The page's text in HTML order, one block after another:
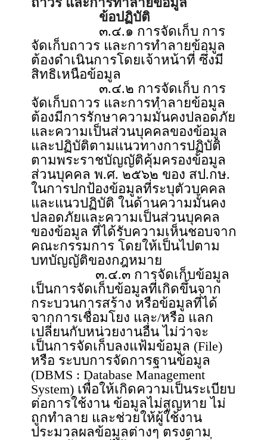
ข้อปฏิบัติ
๓.๔.๑ การจัดเก็บ การ
จัดเก็บถาวร และการทำลายข้อมูล
ต้องดำเนินการโดยเจ้าหน้าที่ ซึ่งมี
สิทธิเหนือข้อมูล
๓.๔.๒ การจัดเก็บ การ
จัดเก็บถาวร และการทำลายข้อมูล
ต้องมีการรักษาความมั่นคงปลอดภัย
และความเป็นส่วนบุคคลของข้อมูล
และปฏิบัติตามแนวทางการปฏิบัติ
ตามพระราชบัญญัติคุ้มครองข้อมูล
ส่วนบุคคล พ.ศ. ๒๕๖๒ ของ สป.กษ.
ในการปกป้องข้อมูลที่ระบุตัวบุคคล
และแนวปฏิบัติ ในด้านความมั่นคง
ปลอดภัยและความเป็นส่วนบุคคล
ของข้อมูล ที่ได้รับความเห็นชอบจาก
คณะกรรมการ โดยให้เป็นไปตาม
บทบัญญัติของกฎหมาย
๓.๔.๓ การจัดเก็บข้อมูล
เป็นการจัดเก็บข้อมูลที่เกิดขึ้นจาก
กระบวนการสร้าง หรือข้อมูลที่ได้
จากการเชื่อมโยง และ/หรือ แลก
เปลี่ยนกับหน่วยงานอื่น ไม่ว่าจะ
เป็นการจัดเก็บลงแฟ้มข้อมูล (File)
หรือ ระบบการจัดการฐานข้อมูล
(DBMS : Database Management
System) เพื่อให้เกิดความเป็นระเบียบ
ต่อการใช้งาน ข้อมูลไม่สูญหาย ไม่
ถูกทำลาย และช่วยให้ผู้ใช้งาน
ประมวลผลข้อมูลต่างๆ ตรงตาม